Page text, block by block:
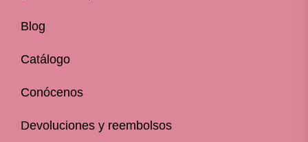
Blog
Catálogo
Conócenos
Devoluciones y reembolsos